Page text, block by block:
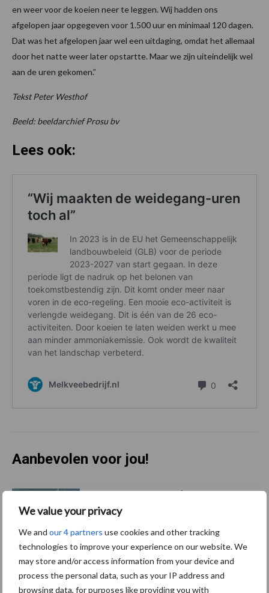
We value your privacy
We and our 4 partners use cookies and other tracking
technologies to improve your experience on our website. We
may store and/or access information from your device and
process the personal data, such as your IP address and
browsing data, for purposes like providing you with
en weer voor de koeien neer te leggen. Wij hadden ons
afgelopen jaar opgegeven voor 1.500 uur en minimaal 120 dagen.
Dat was het afgelopen jaar wel een uitdaging, omdat het allemaal
door het natte weer later opstartte. Maar we zijn uiteindelijk wel
aan de uren gekomen.”
Tekst Peter Westhof
Beeld: beeldarchief Prosu bv
Lees ook:
Aanbevolen voor jou!
ForFarmers ziet volume en
marktaandeel groeien in
markt
Tien praktische tips voor
een langere levensduur